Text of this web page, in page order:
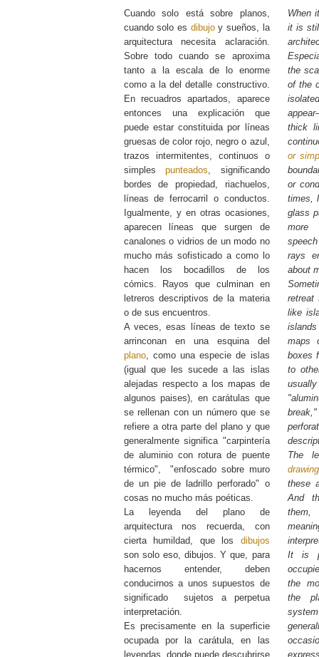
Cuando solo está sobre planos,
cuando solo es dibujoy sueños, la
arquitectura necesita aclaración.
Sobre todo cuando se aproxima
tanto a la escala de lo enorme
como a la del detalle constructivo.
En recuadros apartados, aparece
entonces una explicación que
puede estar constituida por líneas
gruesas de color rojo, negro o azul,
trazos intermitentes, continuos o
simplespunteados , significando
bordes de propiedad, riachuelos,
líneas de ferrocarril o conductos.
Igualmente, y en otras ocasiones,
aparecen líneas que surgen de
canalones o vidrios de un modo no
mucho más sofisticado a como lo
hacen los bocadillos de los
cómics. Rayos que culminan en
letreros descriptivos de la materia
o de sus encuentros.
A veces, esas líneas de texto se
arrinconan en una esquina del
plano, como una especie de islas
(igual que les sucede a las islas
alejadas respecto a los mapas de
algunos paises), en carátulas que
se rellenan con un número que se
refiere a otra parte del plano y que
generalmente significa "carpintería
de aluminio con rotura de puente
térmico", "enfoscado sobre muro
de un pie de ladrillo perforado" o
cosas no mucho más poéticas.
La leyenda del plano de
arquitectura nos recuerda, con
cierta humildad, que los dibujos
son solo eso, dibujos. Y que, para
hacernos entender, deben
conducirnos a unos supuestos de
significado sujetos a perpetua
interpretación.
Es precisamente en la superficie
ocupada por la carátula, en las
leyendas, donde puede descubrirse
When
it is
the
of the
thick
or
or
times,
glass
more
rays
about
like
maps
boxes
to
The
drawing
these
And
It is
the
the